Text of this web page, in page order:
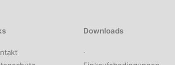
Downloads
·